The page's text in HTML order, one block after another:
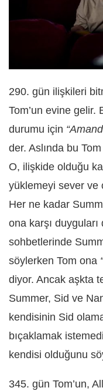
290. gün ilişkileri
Tom’un evine gelir.
durumu için
der. Aslında bu
O, ilişkide olduğu
yüklemeyi sever ve
Her ne kadar
ona karşı
sohbetlerinde
söylerken Tom ona
diyor. Ancak aşkta
Summer, Sid ve
kendisinin Sid
bıçaklamak
kendisi olduğunu
345. gün Tom’un,